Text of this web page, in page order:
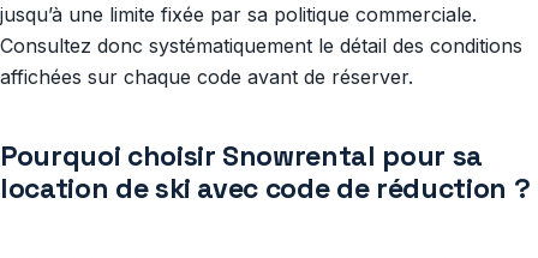
jusqu’à une limite fixée par sa politique commerciale.
Consultez donc systématiquement le détail des conditions
affichées sur chaque code avant de réserver.
Pourquoi choisir Snowrental pour sa
location de ski avec code de réduction ?